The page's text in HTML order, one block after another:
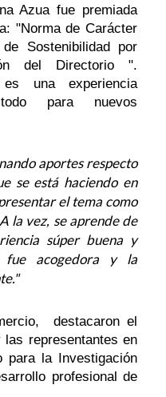
Azua fue premiada
"Norma de Carácter
Sostenibilidad por
del Directorio ".
una experiencia
para nuevos
aportes respecto
se está haciendo en
el tema como
la vez, se aprende de
súper buena y
fue acogedora y la
destacaron el
representantes en
para la Investigación
profesional de